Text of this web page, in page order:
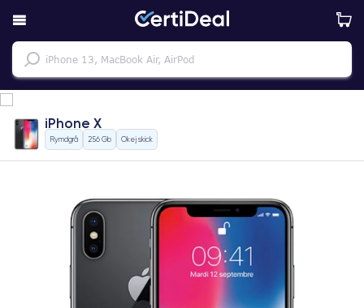
iPhone X
Rymdgrå 256 Gb Okej skick